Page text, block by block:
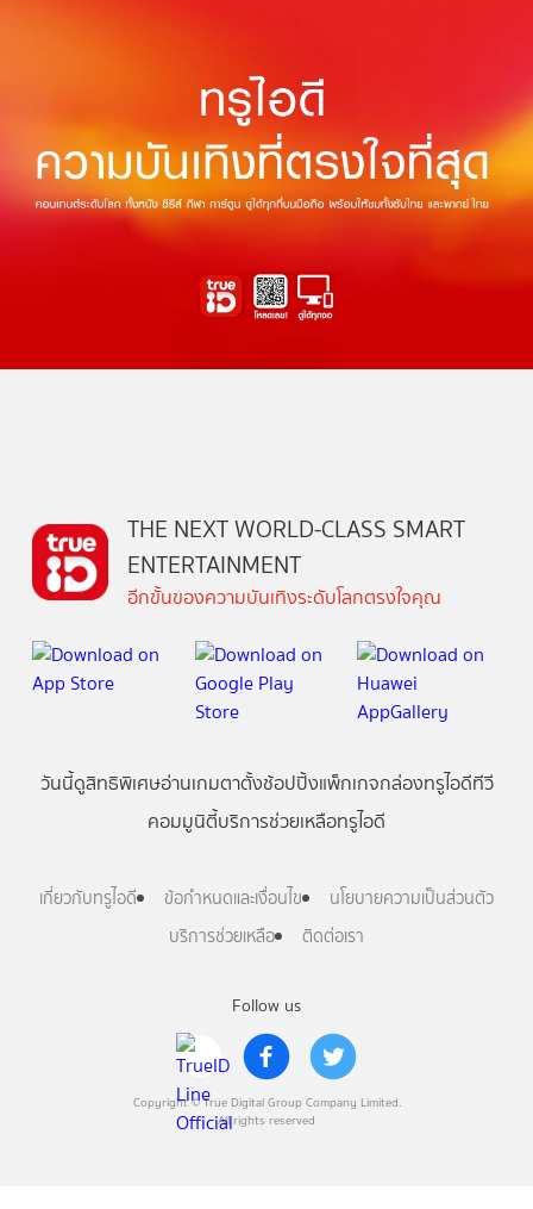
Follow us
Copyright © True Digital Group Company Limited.
All rights reserved
THE NEXT WORLD-CLASS SMART
ENTERTAINMENT
อีกขั้นของความบันเทิงระดับโลกตรงใจคุณ
วันนี้ดูสิทธิพิเศษอ่านเกมตาตั้งช้อปปิ้งแพ็กเกจกล่องทรูไอดีทีวี
คอมมูนิตี้บริการช่วยเหลือทรูไอดี
เกี่ยวกับทรูไอดี ข้อกำหนดและเงื่อนไข
นโยบายความเป็นส่วนตัว
บริการช่วยเหลือ
ติดต่อเรา